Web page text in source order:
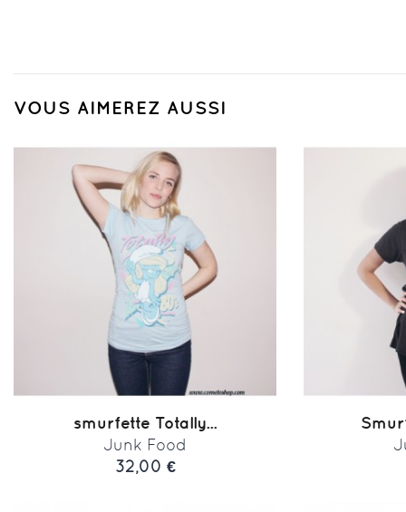
VOUS AIMEREZ AUSSI
smurfette Totally...
Junk Food
32,00 €